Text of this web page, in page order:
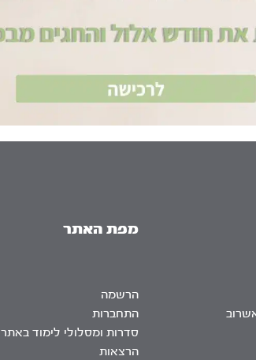
מפת האתר
הרשמה
התחברות
סדרות ומסלולי לימוד באתר
הרצאות